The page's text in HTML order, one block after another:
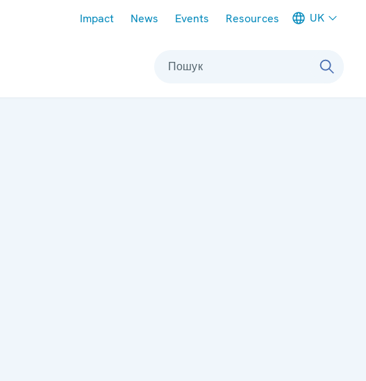
Impact News Events Resources UK
Пошук